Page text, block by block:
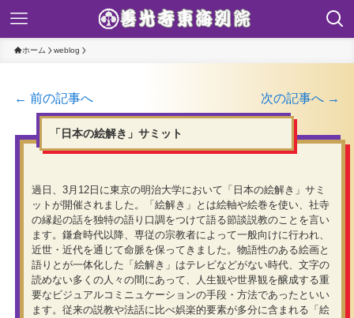
ホーム weblog
← 前の記事へ 次の記事へ →
「日本の絵解き」サミット
過日、3月12日に東京の明治大学において「日本の絵解き」サミ
ットが開催されました。「絵解き」とは絵軸や絵巻を使い、社寺
の縁起の話を独特の語り口調をつけて語る節談説教のことを言い
ます。鎌倉時代以降、専従の宗教者によって一般向けに行われ、
近世・近代を通じて命脈を保ってきました。物語性のある絵画と
語りとが一体化した「絵解き」はテレビなどがない時代、文字の
読めない多くの人々の間にあって、人生観や世界観を醸成する重
要なビジュアルコミニュケーションの手段・方法であったといい
ます。従来の説教や法話に比べ娯楽的要素が多分に含まれる「絵